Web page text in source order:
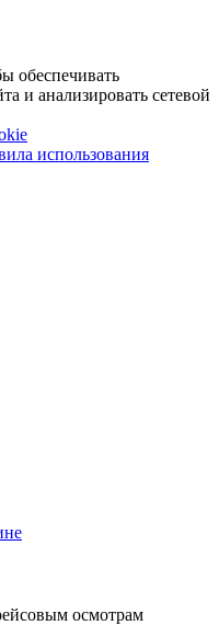
обеспечивать
и анализировать сетевой
использования
осмотрам